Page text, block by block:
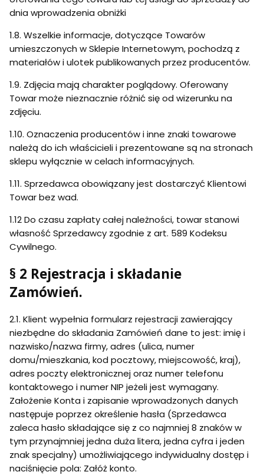
dnia wprowadzenia obniżki
1.8. Wszelkie informacje, dotyczące Towarów
umieszczonych w Sklepie Internetowym, pochodzą z
materiałów i ulotek publikowanych przez producentów.
1.9. Zdjęcia mają charakter poglądowy. Oferowany
Towar może nieznacznie różnić się od wizerunku na
zdjęciu.
1.10. Oznaczenia producentów i inne znaki towarowe
należą do ich właścicieli i prezentowane są na stronach
sklepu wyłącznie w celach informacyjnych.
1.11. Sprzedawca obowiązany jest dostarczyć Klientowi
Towar bez wad.
1.12 Do czasu zapłaty całej należności, towar stanowi
własność Sprzedawcy zgodnie z art. 589 Kodeksu
Cywilnego.
§ 2 Rejestracja i składanie
Zamówień.
2.1. Klient wypełnia formularz rejestracji zawierający
niezbędne do składania Zamówień dane to jest: imię i
nazwisko/nazwa firmy, adres (ulica, numer
domu/mieszkania, kod pocztowy, miejscowość, kraj),
adres poczty elektronicznej oraz numer telefonu
kontaktowego i numer NIP jeżeli jest wymagany.
Założenie Konta i zapisanie wprowadzonych danych
następuje poprzez określenie hasła (Sprzedawca
zaleca hasło składające się z co najmniej 8 znaków w
tym przynajmniej jedna duża litera, jedna cyfra i jeden
znak specjalny) umożliwiającego indywidualny dostęp i
naciśnięcie pola: Załóż konto.